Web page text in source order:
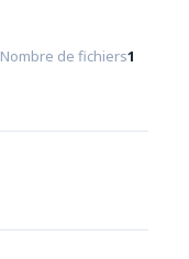
Nombre de fichiers1